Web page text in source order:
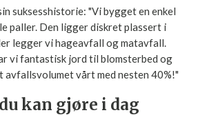
suksesshistorie: "Vi bygget en enkel
legger vi hageavfall og matavfall.